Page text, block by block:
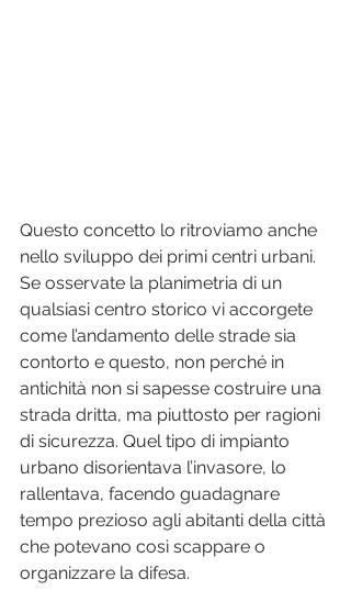
Questo concetto lo ritroviamo anche
nello sviluppo dei primi centri urbani.
Se osservate la planimetria di un
qualsiasi centro storico vi accorgete
come l’andamento delle strade sia
contorto e questo, non perché in
antichità non si sapesse costruire una
strada dritta, ma piuttosto per ragioni
di sicurezza. Quel tipo di impianto
urbano disorientava l’invasore, lo
rallentava, facendo guadagnare
tempo prezioso agli abitanti della città
che potevano così scappare o
organizzare la difesa.